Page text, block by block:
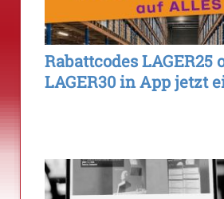
Rabattcodes LAGER25
LAGER30 in App jetzt